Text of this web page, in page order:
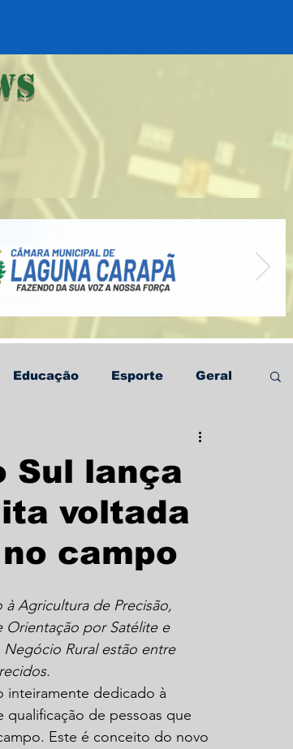
Educação Esporte Geral
Sul lança
voltada
campo
à Agricultura de Precisão,
Orientação por Satélite e
Negócio Rural estão entre
inteiramente dedicado à
qualificação de pessoas que
Este é conceito do novo